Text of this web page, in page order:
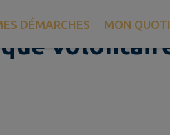
DÉMARCHES MON
Ecole